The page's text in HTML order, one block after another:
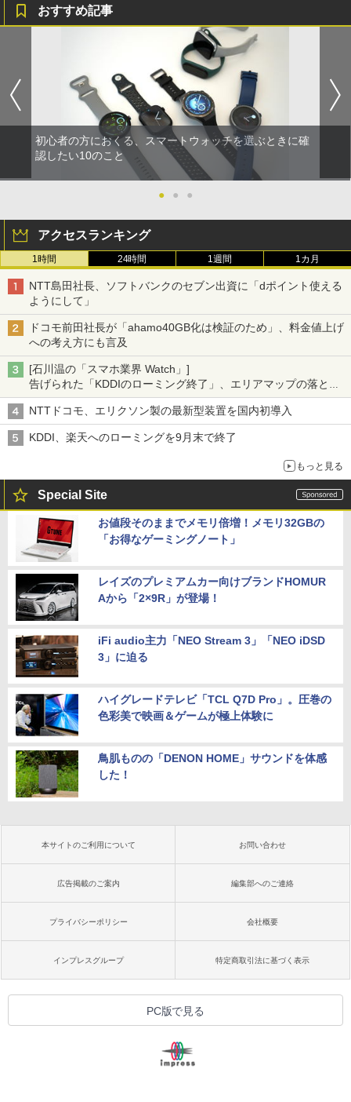
おすすめ記事
初心者の方におくる、スマートウォッチを選ぶときに確
認したい10のこと
● ● ●
アクセスランキング
1時間 24時間 1週間 1カ月
NTT島田社長、ソフトバンクのセブン出資に「dポイント使える
ようにして」
ドコモ前田社長が「ahamo40GB化は検証のため」、料金値上げ
への考え方にも言及
[石川温の「スマホ業界 Watch」]
告げられた「KDDIのローミング終了」、エリアマップの落とし
穴と楽天モバイルの課題
NTTドコモ、エリクソン製の最新型装置を国内初導入
KDDI、楽天へのローミングを9月末で終了
もっと見る
Special Site
お値段そのままでメモリ倍増！メモリ32GBの
「お得なゲーミングノート」
レイズのプレミアムカー向けブランドHOMUR
Aから「2×9R」が登場！
iFi audio主力「NEO Stream 3」「NEO iDSD
3」に迫る
ハイグレードテレビ「TCL Q7D Pro」。圧巻の
色彩美で映画＆ゲームが極上体験に
鳥肌ものの「DENON HOME」サウンドを体感
した！
本サイトのご利用について お問い合わせ
広告掲載のご案内 編集部へのご連絡
プライバシーポリシー 会社概要
インプレスグループ 特定商取引法に基づく表示
PC版で見る